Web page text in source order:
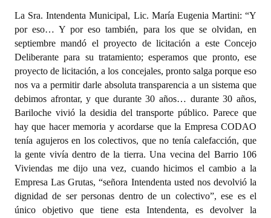
La Sra. Intendenta Municipal, Lic. María Eugenia Martini: “Y
por eso… Y por eso también, para los que se olvidan, en
septiembre mandó el proyecto de licitación a este Concejo
Deliberante para su tratamiento; esperamos que pronto, ese
proyecto de licitación, a los concejales, pronto salga porque eso
nos va a permitir darle absoluta transparencia a un sistema que
debimos afrontar, y que durante 30 años… durante 30 años,
Bariloche vivió la desidia del transporte público. Parece que
hay que hacer memoria y acordarse que la Empresa CODAO
tenía agujeros en los colectivos, que no tenía calefacción, que
la gente vivía dentro de la tierra. Una vecina del Barrio 106
Viviendas me dijo una vez, cuando hicimos el cambio a la
Empresa Las Grutas, “señora Intendenta usted nos devolvió la
dignidad de ser personas dentro de un colectivo”, ese es el
único objetivo que tiene esta Intendenta, es devolver la